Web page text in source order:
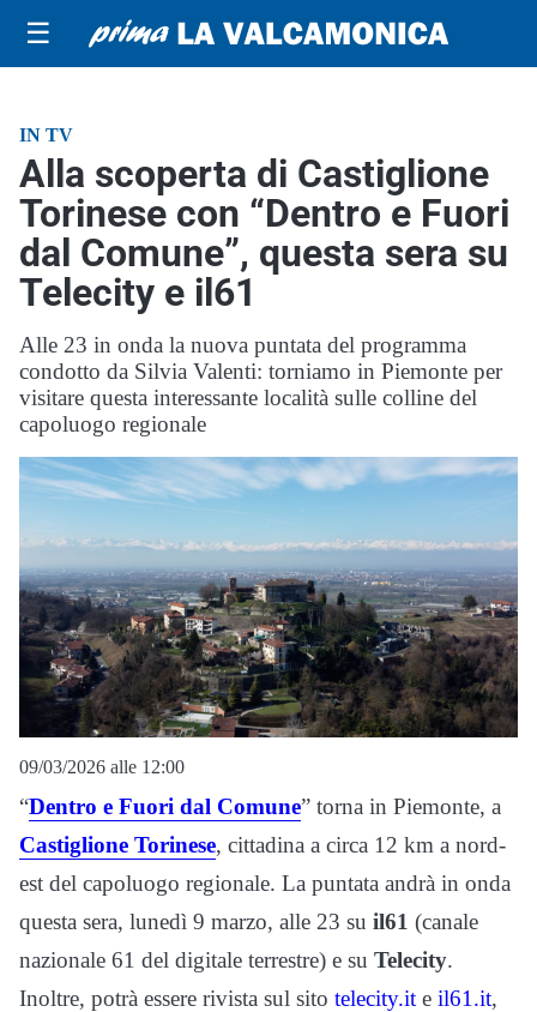
☰
IN TV
Alla scoperta di Castiglione
Torinese con “Dentro e Fuori
dal Comune”, questa sera su
Telecity e il61
Alle 23 in onda la nuova puntata del programma
condotto da Silvia Valenti: torniamo in Piemonte per
visitare questa interessante località sulle colline del
capoluogo regionale
09/03/2026 alle 12:00
“Dentro e Fuori dal Comune” torna in Piemonte, a
Castiglione Torinese, cittadina a circa 12 km a nord-
est del capoluogo regionale. La puntata andrà in onda
questa sera, lunedì 9 marzo, alle 23 su il61 (canale
nazionale 61 del digitale terrestre) e su Telecity.
Inoltre, potrà essere rivista sul sito telecity.it e il61.it,